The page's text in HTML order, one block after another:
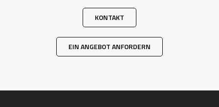
KONTAKT
EIN ANGEBOT ANFORDERN